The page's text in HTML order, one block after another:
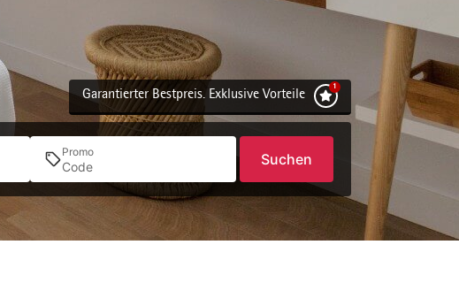
Garantierter Bestpreis. Exklusive Vorteile
Promo Suchen